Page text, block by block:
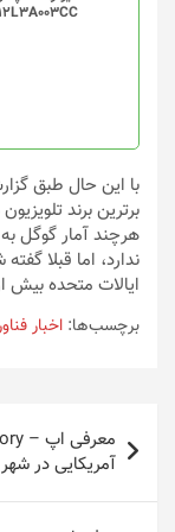
ها
برترین برند
هرچند آمار گوگل
ندارد، اما قبلا
ایالات متحده بیش از 80 درصد رشد کرده
برچسب‌ها: اخبار
راهبری
نوشته
آمریکایی در